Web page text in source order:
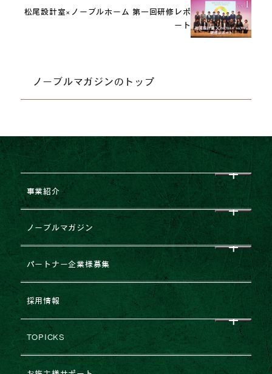
松尾設計室×ノーブルホーム 第一回研修レポ
ート
ノーブルマガジンのトップ
事業紹介
CEO挨拶
企業理念
会社概要
グループ企業一覧
沿革・変遷
ノーブルマガジン
すべて
NEWS
レポート
パートナー企業様募集
企業提携・M&Aのご相談
建築協力業者様募集
不動産売却
採用情報
TOPICKS
2026年